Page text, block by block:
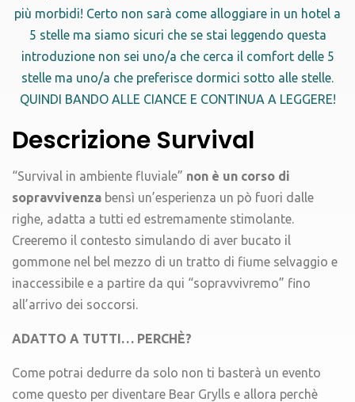
più morbidi! Certo non sarà come alloggiare in un hotel a
5 stelle ma siamo sicuri che se stai leggendo questa
introduzione non sei uno/a che cerca il comfort delle 5
stelle ma uno/a che preferisce dormici sotto alle stelle.
QUINDI BANDO ALLE CIANCE E CONTINUA A LEGGERE!
Descrizione Survival
“Survival in ambiente fluviale” non è un corso di
sopravvivenza bensì un’esperienza un pò fuori dalle
righe, adatta a tutti ed estremamente stimolante.
Creeremo il contesto simulando di aver bucato il
gommone nel bel mezzo di un tratto di fiume selvaggio e
inaccessibile e a partire da qui “sopravvivremo” fino
all’arrivo dei soccorsi.
ADATTO A TUTTI… PERCHÈ?
Come potrai dedurre da solo non ti basterà un evento
come questo per diventare Bear Grylls e allora perchè